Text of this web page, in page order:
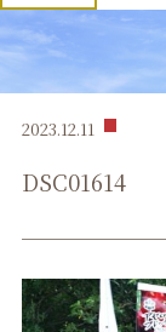
2023.12.11
DSC01614